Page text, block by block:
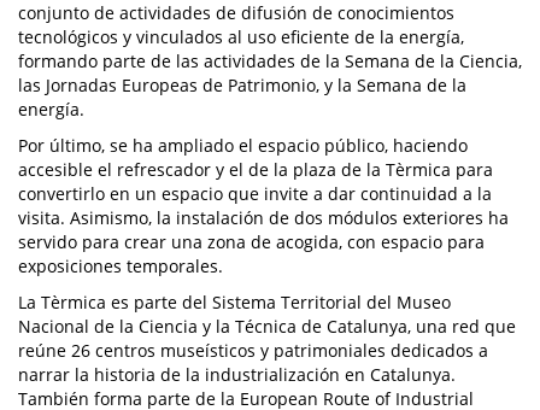
conjunto de actividades de difusión de conocimientos
tecnológicos y vinculados al uso eficiente de la energía,
formando parte de las actividades de la Semana de la Ciencia,
las Jornadas Europeas de Patrimonio, y la Semana de la
energía.
Por último, se ha ampliado el espacio público, haciendo
accesible el refrescador y el de la plaza de la Tèrmica para
convertirlo en un espacio que invite a dar continuidad a la
visita. Asimismo, la instalación de dos módulos exteriores ha
servido para crear una zona de acogida, con espacio para
exposiciones temporales.
La Tèrmica es parte del Sistema Territorial del Museo
Nacional de la Ciencia y la Técnica de Catalunya, una red que
reúne 26 centros museísticos y patrimoniales dedicados a
narrar la historia de la industrialización en Catalunya.
También forma parte de la European Route of Industrial